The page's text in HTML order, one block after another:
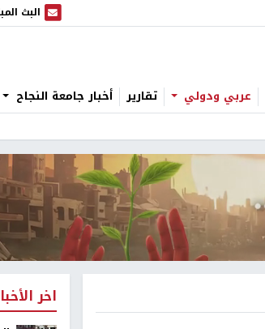
البث
البث المباشر
عربي ودولي تقارير أخبار جامعة النجاح
اخر